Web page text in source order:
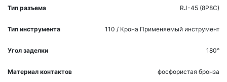
Тип разъема RJ-45 (8P8C)
Тип инструмента 110 / Крона Применяемый инструмент
Угол заделки 180°
Материал контактов фосфористая бронза